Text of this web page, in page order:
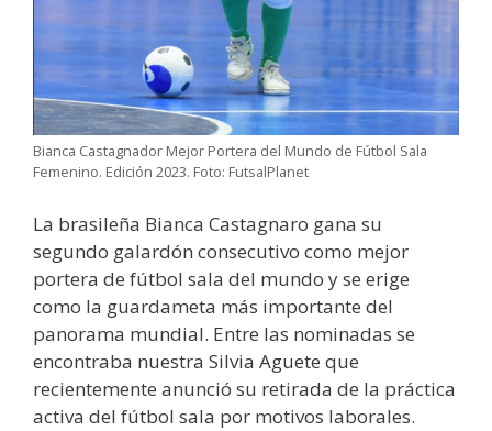
Bianca Castagnador Mejor Portera del Mundo de Fútbol Sala
Femenino. Edición 2023. Foto: FutsalPlanet
La brasileña Bianca Castagnaro gana su
segundo galardón consecutivo como mejor
portera de fútbol sala del mundo y se erige
como la guardameta más importante del
panorama mundial. Entre las nominadas se
encontraba nuestra Silvia Aguete que
recientemente anunció su retirada de la práctica
activa del fútbol sala por motivos laborales.